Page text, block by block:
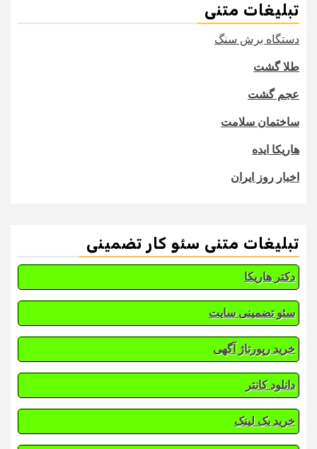
تبلیغات متنی
دستگاه برش سنگ
طلا گشت
عجم گشت
ساختمان سلامت
هاریکا ایده
اخبار روز ایران
تبلیغات متنی سئو کار تضمینی
دکتر هاریکا
سئو تضمینی سایت
خرید رپورتاژ آگهی
دانلود کانتر
خرید بک لینک